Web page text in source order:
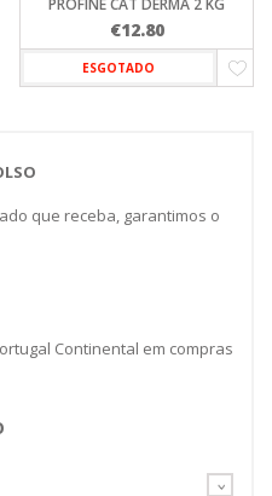
€12.80
ESGOTADO
que receba, garantimos o
Continental em compras